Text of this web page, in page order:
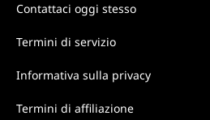
Contattaci oggi stesso
Termini di servizio
Informativa sulla privacy
Termini di affiliazione